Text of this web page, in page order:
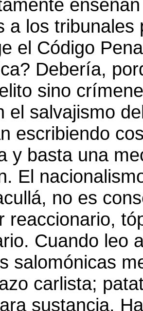
a los tribunales
el Código
Debería,
sino
el salvajismo
escribiendo
y basta una
El
no es
reaccionario,
Cuando leo
salomónicas
carlista;
sustancia.